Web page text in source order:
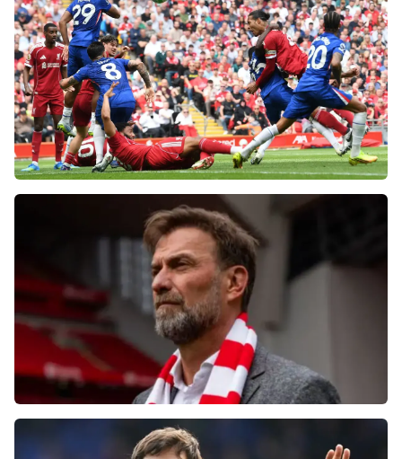
«Ливерпуля» и «Челси» разнесли тренеров
после ничьей на «Энфилде»
Фанаты «Ливерпуля» шокированы
неспособностью команды обыграть нынешний
Болельщики «Ливерпуля» освистали команду
после ничьей с «Челси»